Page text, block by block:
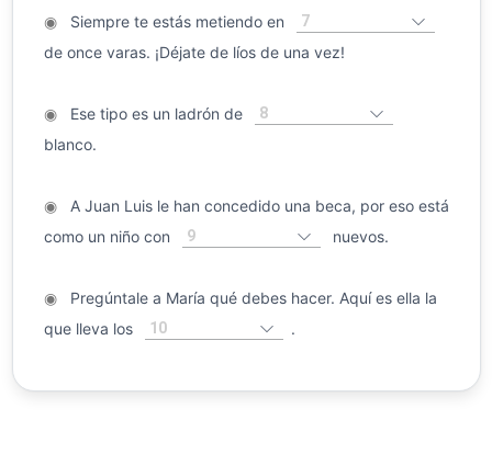
◉Siempre te estás metiendo en 7
de once varas. ¡Déjate de líos de una vez!
◉Ese tipo es un ladrón de 8
blanco.
◉A Juan Luis le han concedido una beca, por eso está
como un niño con
9 nuevos.
◉Pregúntale a María qué debes hacer. Aquí es ella la
que lleva los
10 .